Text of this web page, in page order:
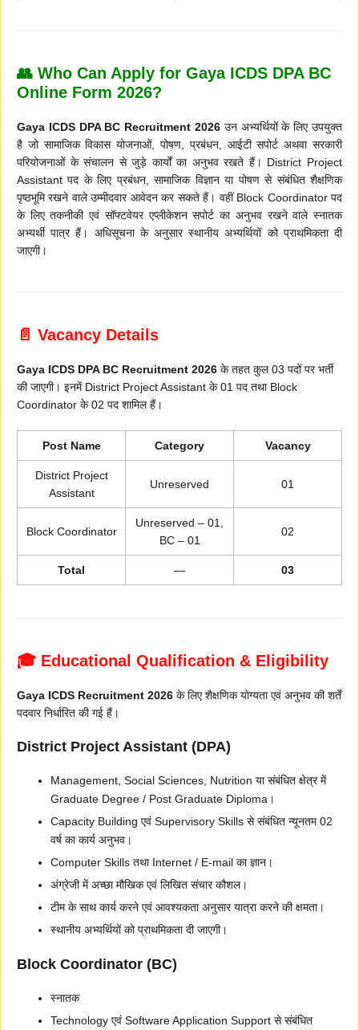
👥 Who Can Apply for Gaya ICDS DPA BC
Online Form 2026?
Gaya ICDS DPA BC Recruitment 2026 उन अभ्यर्थियों के लिए उपयुक्त
है जो सामाजिक विकास योजनाओं, पोषण, प्रबंधन, आईटी सपोर्ट अथवा सरकारी
परियोजनाओं के संचालन से जुड़े कार्यों का अनुभव रखते हैं। District Project
Assistant पद के लिए प्रबंधन, सामाजिक विज्ञान या पोषण से संबंधित शैक्षणिक
पृष्ठभूमि रखने वाले उम्मीदवार आवेदन कर सकते हैं। वहीं Block Coordinator पद
के लिए तकनीकी एवं सॉफ्टवेयर एप्लीकेशन सपोर्ट का अनुभव रखने वाले स्नातक
अभ्यर्थी पात्र हैं। अधिसूचना के अनुसार स्थानीय अभ्यर्थियों को प्राथमिकता दी
जाएगी।
📄 Vacancy Details
Gaya ICDS DPA BC Recruitment 2026 के तहत कुल 03 पदों पर भर्ती
की जाएगी। इनमें District Project Assistant के 01 पद तथा Block
Coordinator के 02 पद शामिल हैं।
Post Name Category Vacancy
District Project
Assistant
Unreserved 01
Block Coordinator
Unreserved – 01,
BC – 01
02
Total — 03
🎓 Educational Qualification & Eligibility
Gaya ICDS Recruitment 2026 के लिए शैक्षणिक योग्यता एवं अनुभव की शर्तें
पदवार निर्धारित की गई हैं।
District Project Assistant (DPA)
Management, Social Sciences, Nutrition या संबंधित क्षेत्र में
Graduate Degree / Post Graduate Diploma।
Capacity Building एवं Supervisory Skills से संबंधित न्यूनतम 02
वर्ष का कार्य अनुभव।
Computer Skills तथा Internet / E-mail का ज्ञान।
अंग्रेजी में अच्छा मौखिक एवं लिखित संचार कौशल।
टीम के साथ कार्य करने एवं आवश्यकता अनुसार यात्रा करने की क्षमता।
स्थानीय अभ्यर्थियों को प्राथमिकता दी जाएगी।
Block Coordinator (BC)
स्नातक
Technology एवं Software Application Support से संबंधित